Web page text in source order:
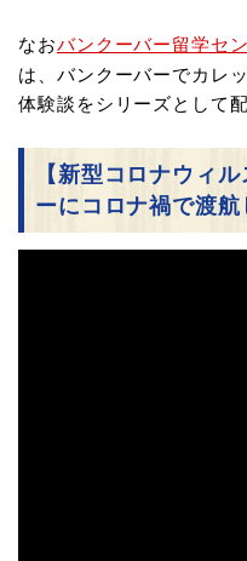
なおバンクーバー留学セ
は、バンクーバーでカレ
体験談をシリーズとして
【新型コロナウィ
ーにコロナ禍で渡